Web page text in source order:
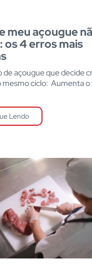
meu açougue
os 4 erros mais
de açougue que decide
mesmo ciclo: Aumenta
Lendo